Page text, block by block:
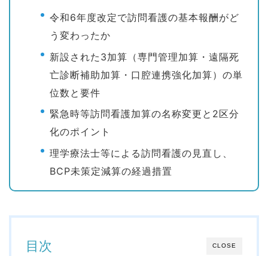
令和6年度改定で訪問看護の基本報酬がど
う変わったか
新設された3加算（専門管理加算・遠隔死
亡診断補助加算・口腔連携強化加算）の単
位数と要件
緊急時等訪問看護加算の名称変更と2区分
化のポイント
理学療法士等による訪問看護の見直し、
BCP未策定減算の経過措置
CLOSE
目次